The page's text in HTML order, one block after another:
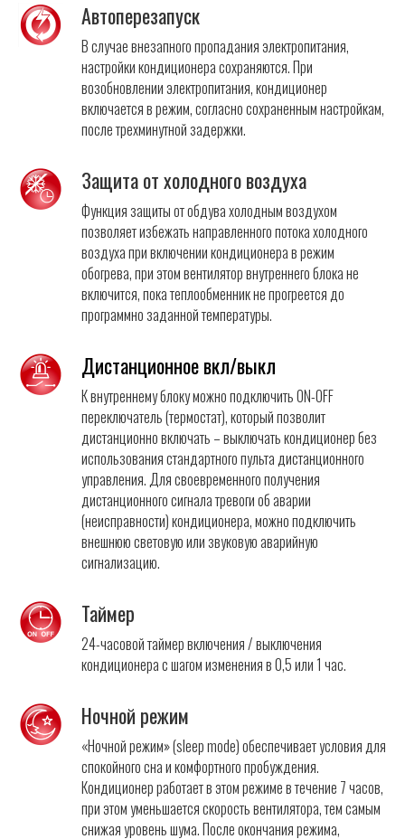
Автоперезапуск
В случае внезапного пропадания электропитания,
настройки кондиционера сохраняются. При
возобновлении электропитания, кондиционер
включается в режим, согласно сохраненным настройкам,
после трехминутной задержки.
Защита от холодного воздуха
Функция защиты от обдува холодным воздухом
позволяет избежать направленного потока холодного
воздуха при включении кондиционера в режим
обогрева, при этом вентилятор внутреннего блока не
включится, пока теплообменник не прогреется до
программно заданной температуры.
Дистанционное вкл/выкл
К внутреннему блоку можно подключить ON-OFF
переключатель (термостат), который позволит
дистанционно включать – выключать кондиционер без
использования стандартного пульта дистанционного
управления. Для своевременного получения
дистанционного сигнала тревоги об аварии
(неисправности) кондиционера, можно подключить
внешнюю световую или звуковую аварийную
сигнализацию.
Таймер
24-часовой таймер включения / выключения
кондиционера с шагом изменения в 0,5 или 1 час.
Ночной режим
«Ночной режим» (sleep mode) обеспечивает условия для
спокойного сна и комфортного пробуждения.
Кондиционер работает в этом режиме в течение 7 часов,
при этом уменьшается скорость вентилятора, тем самым
снижая уровень шума. После окончания режима,